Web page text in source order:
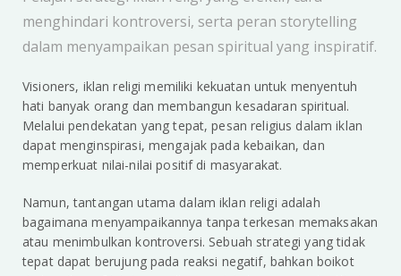
menghindari kontroversi, serta peran storytelling
dalam menyampaikan pesan spiritual yang inspiratif.
Visioners, iklan religi memiliki kekuatan untuk menyentuh
hati banyak orang dan membangun kesadaran spiritual.
Melalui pendekatan yang tepat, pesan religius dalam iklan
dapat menginspirasi, mengajak pada kebaikan, dan
memperkuat nilai-nilai positif di masyarakat.
Namun, tantangan utama dalam iklan religi adalah
bagaimana menyampaikannya tanpa terkesan memaksakan
atau menimbulkan kontroversi. Sebuah strategi yang tidak
tepat dapat berujung pada reaksi negatif, bahkan boikot